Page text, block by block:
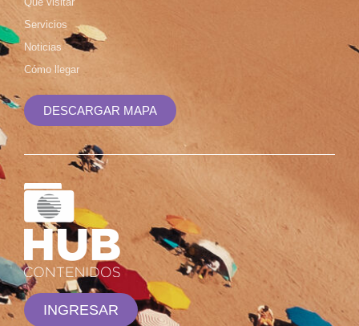
Servicios
Noticias
Cómo llegar
DESCARGAR MAPA
INGRESAR